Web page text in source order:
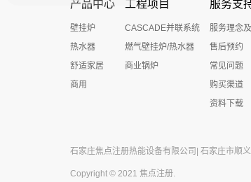
产品中心
壁挂炉
热水器
舒适家居
商用
工程项目
CASCADE并联系统
燃气壁挂炉/热水器
商业锅炉
服务支
服务理念
售后预约
常见问题
购买渠道
资料下载
石家庄焦点注册热能设备有限公司| 石家庄市顺
Copyright © 2021 焦点注册.